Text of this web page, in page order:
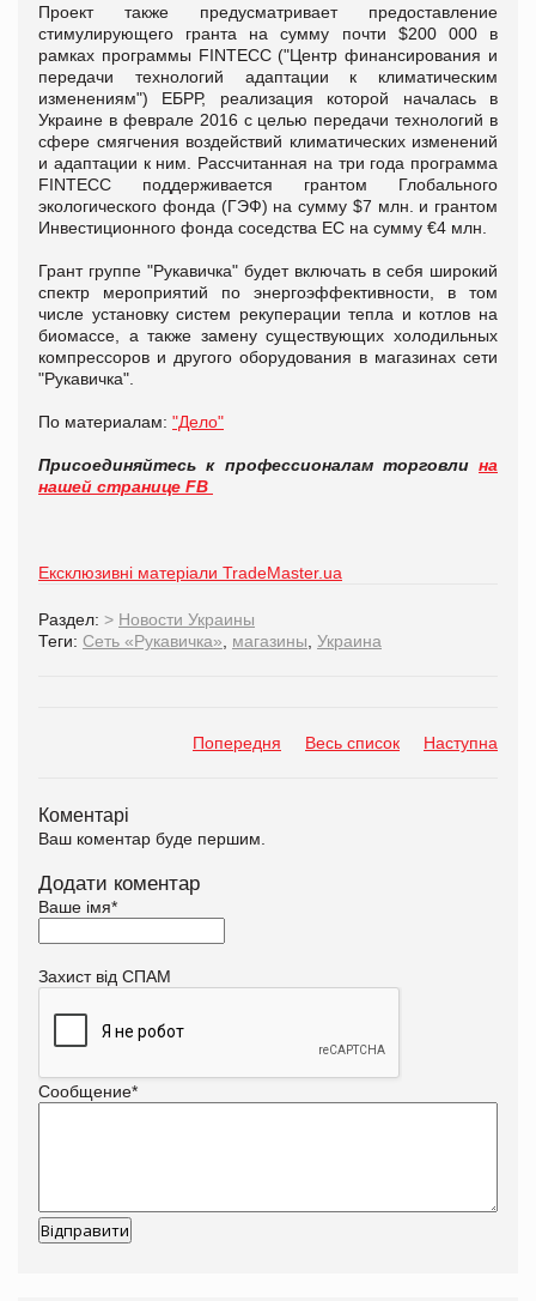
Проект также предусматривает предоставление
стимулирующего гранта на сумму почти $200 000 в
рамках программы FINTECC ("Центр финансирования и
передачи технологий адаптации к климатическим
изменениям") ЕБРР, реализация которой началась в
Украине в феврале 2016 с целью передачи технологий в
сфере смягчения воздействий климатических изменений
и адаптации к ним. Рассчитанная на три года программа
FINTECC поддерживается грантом Глобального
экологического фонда (ГЭФ) на сумму $7 млн. и грантом
Инвестиционного фонда соседства ЕС на сумму €4 млн.
Грант группе "Рукавичка" будет включать в себя широкий
спектр мероприятий по энергоэффективности, в том
числе установку систем рекуперации тепла и котлов на
биомассе, а также замену существующих холодильных
компрессоров и другого оборудования в магазинах сети
"Рукавичка".
По материалам: "Дело"
Присоединяйтесь к профессионалам торговли на
нашей странице FB
Ексклюзивні матеріали TradeMaster.ua
Раздел: > Новости Украины
Теги: Сеть «Рукавичка» магазины Украина
Попередня Весь список Наступна
Коментарі
Ваш коментар буде першим.
Додати коментар
Ваше імя*
Захист від СПАМ
Сообщение*